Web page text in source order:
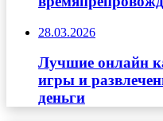
28.03.2026
Лучшие онлайн
игры и
деньги